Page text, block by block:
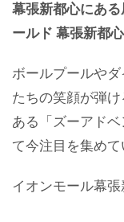
幕張新都心にあ
ールド 幕張新都心
ボールプールや
たちの笑顔が弾
ある「ズーアド
て今注目を集めて
イオンモール幕